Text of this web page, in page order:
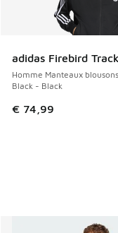
adidas Firebird
Homme Manteaux blousons
Black - Black
€ 74,99